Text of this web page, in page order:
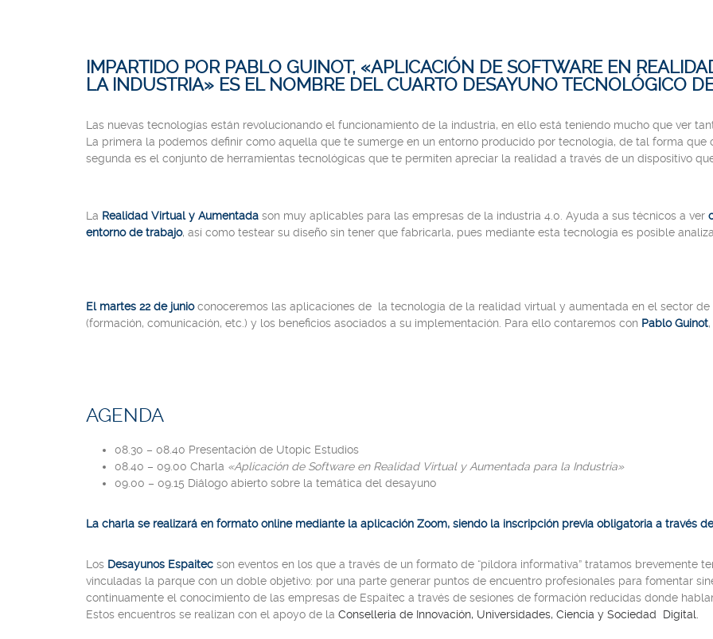
IMPARTIDO POR PABLO GUINOT, «APLICACIÓN DE SOFTWARE EN
LA INDUSTRIA» ES EL NOMBRE DEL CUARTO DESAYUNO TECNOLÓGICO
Las nuevas tecnologías están revolucionando el funcionamiento de la industria, en ello está teniendo mucho que ver
La primera la podemos definir como aquella que te sumerge en un entorno producido por tecnología, de tal forma que
segunda es el conjunto de herramientas tecnológicas que te permiten apreciar la realidad a través de un dispositivo
La Realidad Virtual y Aumentada son muy aplicables para las empresas de la industria 4.0. Ayuda a sus técnicos a ver
entorno de trabajo, así como testear su diseño sin tener que fabricarla, pues mediante esta tecnología es posible
El martes 22 de junioconoceremos las aplicaciones de la tecnología de la realidad virtual y aumentada en el sector
(formación, comunicación, etc.) y los beneficios asociados a su implementación. Para ello contaremos con Pablo Guinot
AGENDA
08.30 – 08.40 Presentación de Utopic Estudios
08.40 – 09.00 Charla «Aplicación de Software en Realidad Virtual y Aumentada para la Industria»
09.00 – 09.15 Diálogo abierto sobre la temática del desayuno
La charla se realizará en formato online mediante la aplicación Zoom, siendo la inscripción previa obligatoria a través
Los Desayunos Espaitec son eventos en los que a través de un formato de “píldora informativa” tratamos brevemente
vinculadas la parque con un doble objetivo: por una parte generar puntos de encuentro profesionales para fomentar
continuamente el conocimiento de las empresas de Espaitec a través de sesiones de formación reducidas donde
Estos encuentros se realizan con el apoyo de la Conselleria de Innovación, Universidades, Ciencia y Sociedad Digital.